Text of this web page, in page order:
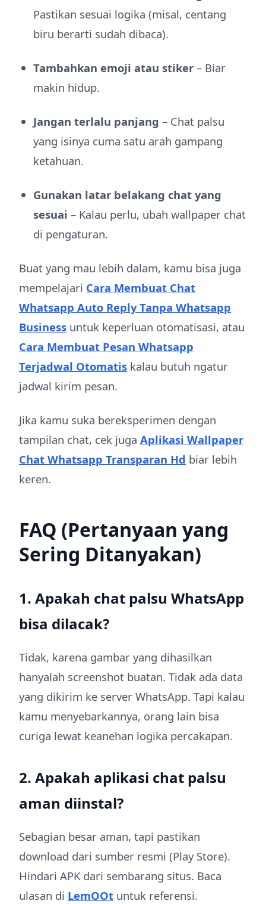
Pastikan sesuai logika (misal, centang
biru berarti sudah dibaca).
Tambahkan emoji atau stiker – Biar
makin hidup.
Jangan terlalu panjang – Chat palsu
yang isinya cuma satu arah gampang
ketahuan.
Gunakan latar belakang chat yang
sesuai – Kalau perlu, ubah wallpaper chat
di pengaturan.
Buat yang mau lebih dalam, kamu bisa juga
mempelajari Cara Membuat Chat
Whatsapp Auto Reply Tanpa Whatsapp
Business untuk keperluan otomatisasi, atau
Cara Membuat Pesan Whatsapp
Terjadwal Otomatis kalau butuh ngatur
jadwal kirim pesan.
Jika kamu suka bereksperimen dengan
tampilan chat, cek juga Aplikasi Wallpaper
Chat Whatsapp Transparan Hd biar lebih
keren.
FAQ (Pertanyaan yang
Sering Ditanyakan)
1. Apakah chat palsu WhatsApp
bisa dilacak?
Tidak, karena gambar yang dihasilkan
hanyalah screenshot buatan. Tidak ada data
yang dikirim ke server WhatsApp. Tapi kalau
kamu menyebarkannya, orang lain bisa
curiga lewat keanehan logika percakapan.
2. Apakah aplikasi chat palsu
aman diinstal?
Sebagian besar aman, tapi pastikan
download dari sumber resmi (Play Store).
Hindari APK dari sembarang situs. Baca
ulasan di LemOOt untuk referensi.